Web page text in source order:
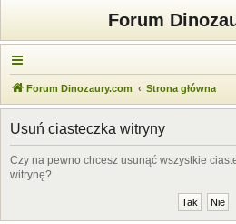
Forum
Forum Dinozaury.com Strona główna
Usuń ciasteczka witryny
Czy na pewno chcesz usunąć wszystkie
witrynę?